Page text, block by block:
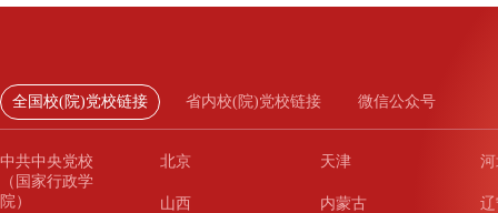
全国校(院)党校链接 省内校(院)党校链接 微信公众号
中共中央党校
（国家行政学
院）
北京 天津
山西 内蒙古